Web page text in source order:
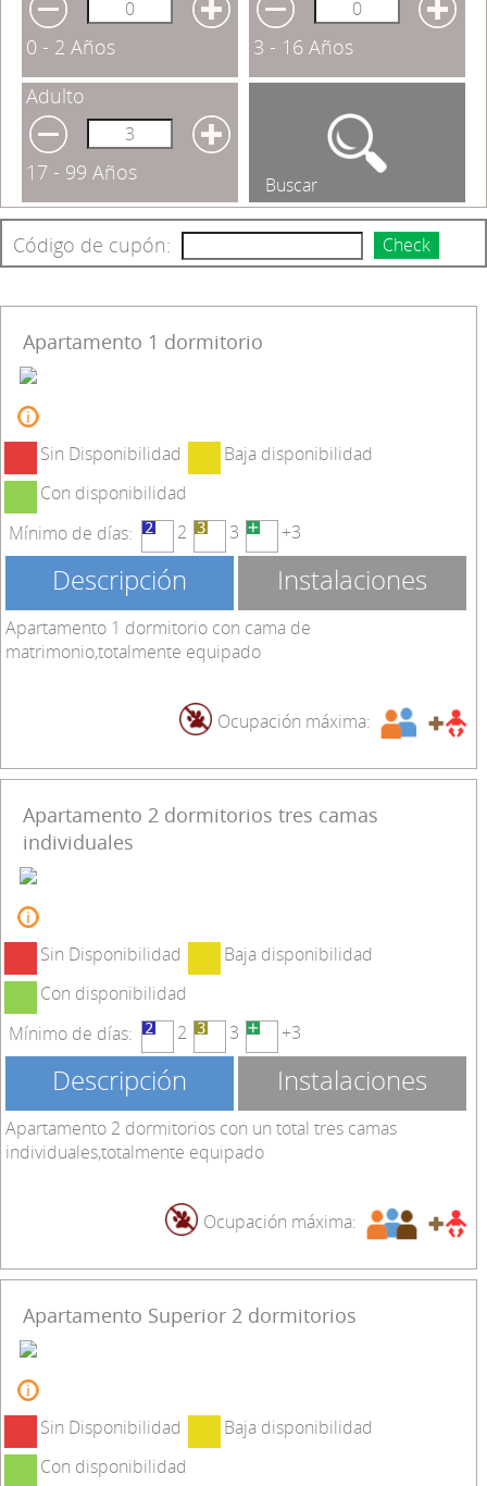
0 - 2 Años
3 - 16 Años
Adulto
17 - 99 Años Buscar
Código de cupón: Check
Apartamento 1 dormitorio
Sin Disponibilidad
Baja disponibilidad
Con disponibilidad
Mínimo de días:
2 3 +3
Descripción Instalaciones
Apartamento 1 dormitorio con cama de
matrimonio,totalmente equipado
Ocupación máxima:
Apartamento 2 dormitorios tres camas
individuales
Sin Disponibilidad
Baja disponibilidad
Con disponibilidad
Mínimo de días:
2 3 +3
Descripción Instalaciones
Apartamento 2 dormitorios con un total tres camas
individuales,totalmente equipado
Ocupación máxima:
Apartamento Superior 2 dormitorios
Sin Disponibilidad
Baja disponibilidad
Con disponibilidad